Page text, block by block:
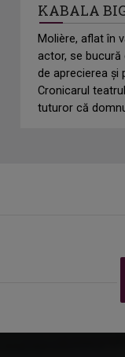
KABALA
Molière, aflat în
actor, se bucură
de aprecierea și
Cronicarul
tuturor că